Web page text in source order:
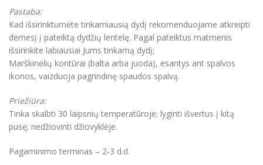
Pastaba:
Kad išsirinktumėte tinkamiausią dydį rekomenduojame atkreipti
dėmesį į pateiktą dydžių lentelę. Pagal pateiktus matmenis
išsirinkite labiausiai Jums tinkamą dydį;
Marškinėlių kontūrai (balta arba juoda), esantys ant spalvos
ikonos, vaizduoja pagrindinę spaudos spalvą.
Priežiūra:
Tinka skalbti 30 laipsnių temperatūroje; lyginti išvertus į kitą
pusę; nedžiovinti džiovyklėje.
Pagaminimo terminas – 2-3 d.d.